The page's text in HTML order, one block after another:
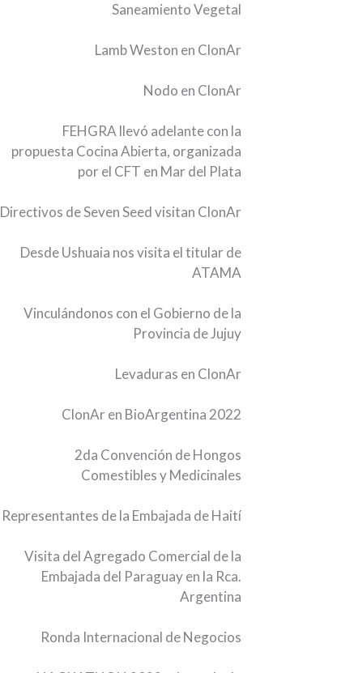
Saneamiento Vegetal
Lamb Weston en ClonAr
Nodo en ClonAr
FEHGRA llevó adelante con la
propuesta Cocina Abierta, organizada
por el CFT en Mar del Plata
Directivos de Seven Seed visitan ClonAr
Desde Ushuaia nos visita el titular de
ATAMA
Vinculándonos con el Gobierno de la
Provincia de Jujuy
Levaduras en ClonAr
ClonAr en BioArgentina 2022
2da Convención de Hongos
Comestibles y Medicinales
Representantes de la Embajada de Haití
Visita del Agregado Comercial de la
Embajada del Paraguay en la Rca.
Argentina
Ronda Internacional de Negocios